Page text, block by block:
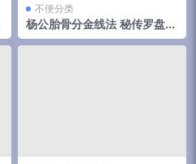
不便分类
杨公胎骨分金线法 秘传罗盘天
机妙决 唐荣著.27页pdf 百度
云下载！